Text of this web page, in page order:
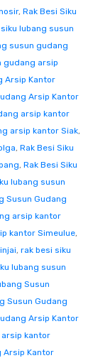
, Rak Besi Siku
lubang susun
susun gudang
gudang arsip
Arsip Kantor
Arsip Kantor
arsip kantor
arsip kantor Siak,
, Rak Besi Siku
, Rak Besi Siku
lubang susun
Susun Gudang
arsip kantor
kantor Simeulue,
, rak besi siku
lubang susun
Susun
Susun Gudang
Arsip Kantor
kantor
Arsip Kantor